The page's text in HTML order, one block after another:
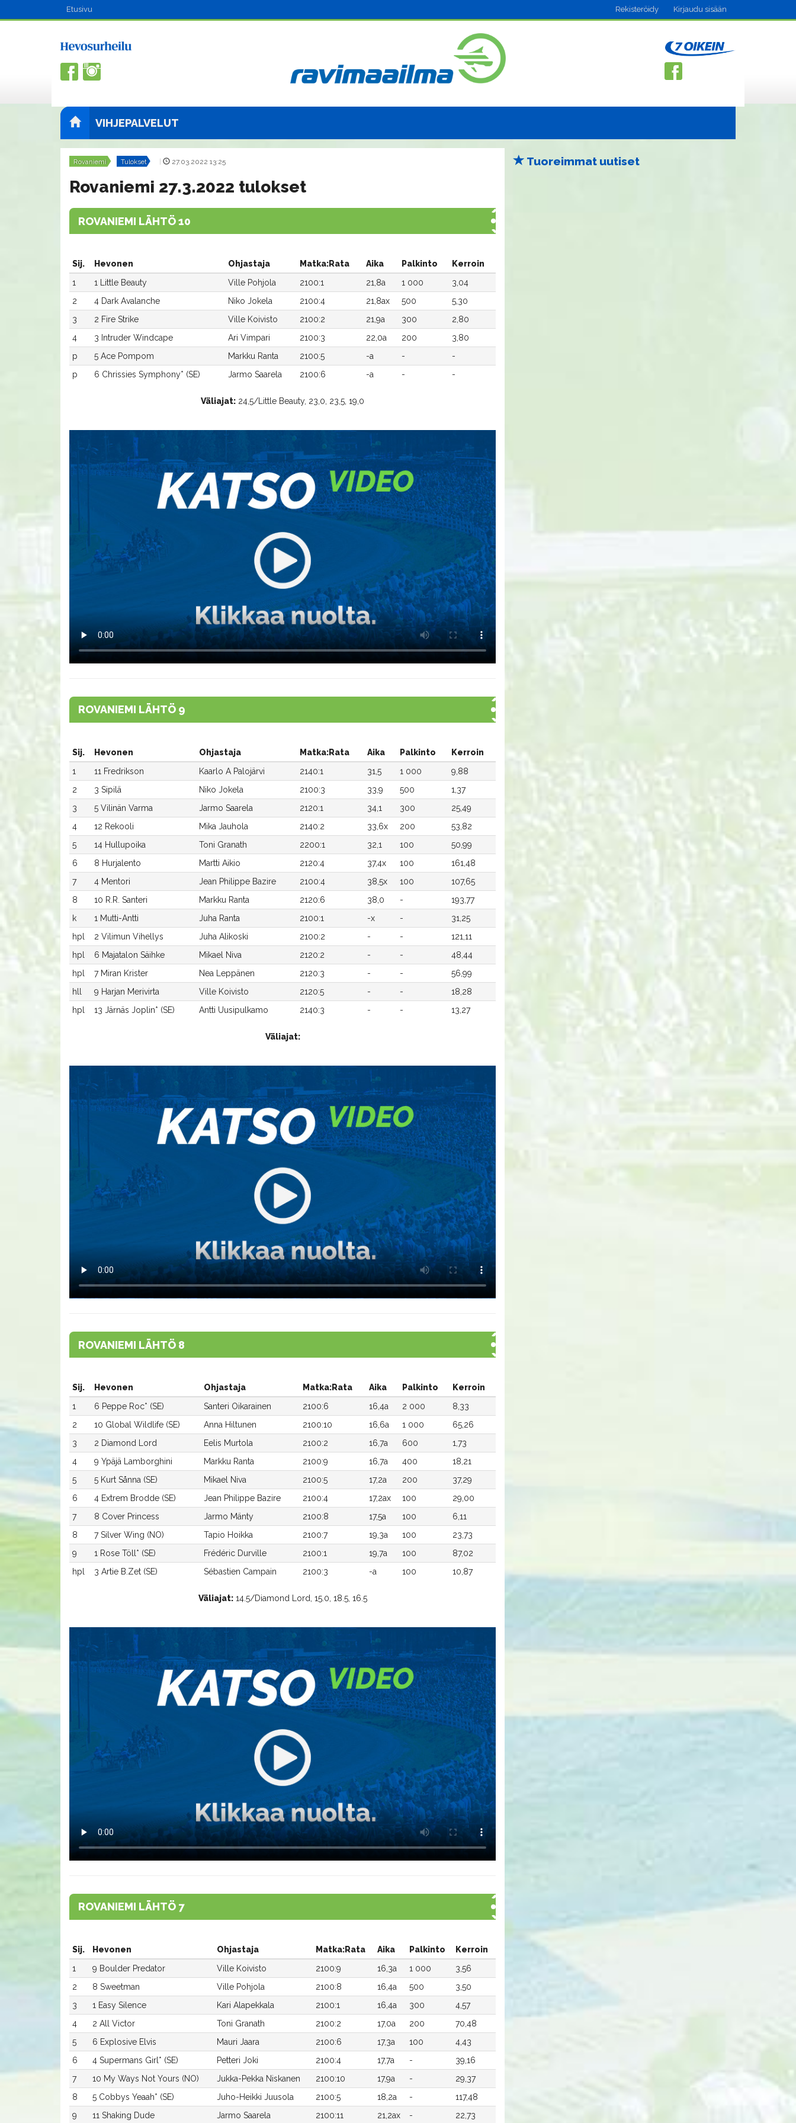
Etusivu Rekisteröidy Kirjaudu sisään
VIHJEPALVELUT
Rovaniemi Tulokset 27.03.2022 13:25
Rovaniemi 27.3.2022 tulokset
ROVANIEMI LÄHTÖ 10
Sij. Hevonen Ohjastaja Matka:Rata Aika Palkinto
Kerroin
1
1 Little Beauty Ville Pohjola 2100:1 21,8a 1 000
3,04
2
4 Dark Avalanche Niko Jokela 2100:4 21,8ax 500
5,30
3
2 Fire Strike Ville Koivisto 2100:2 21,9a 300
2,80
4
3 Intruder Windcape Ari Vimpari 2100:3 22,0a 200
3,80
p
5 Ace Pompom Markku Ranta 2100:5 -a -
-
p
6 Chrissies Symphony* (SE) Jarmo Saarela 2100:6 -a - -
Väliajat: 24,5/Little Beauty, 23,0, 23,5, 19,0
ROVANIEMI LÄHTÖ 9
Sij. Hevonen Ohjastaja Matka:Rata Aika Palkinto
Kerroin
1
11 Fredrikson Kaarlo A Palojärvi 2140:1 31,5 1 000
9,88
2
3 Sipilä Niko Jokela 2100:3 33,9 500
1,37
3
5 Vilinän Varma Jarmo Saarela 2120:1 34,1 300
25,49
4
12 Rekooli Mika Jauhola 2140:2 33,6x 200
53,82
5
14 Hullupoika Toni Granath 2200:1 32,1 100
50,99
6
8 Hurjalento Martti Aikio 2120:4 37,4x 100
161,48
7
4 Mentori Jean Philippe Bazire 2100:4 38,5x 100
107,65
8
10 R.R. Santeri Markku Ranta 2120:6 38,0 -
193,77
k
1 Mutti-Antti Juha Ranta 2100:1 -x -
31,25
hpl
2 Vilimun Vihellys Juha Alikoski 2100:2 - -
121,11
hpl
6 Majatalon Säihke Mikael Niva 2120:2 - -
48,44
hpl
7 Miran Krister Nea Leppänen 2120:3 - -
56,99
hll
9 Harjan Merivirta Ville Koivisto 2120:5 - -
18,28
hpl
13 Järnäs Joplin* (SE) Antti Uusipulkamo 2140:3 - - 13,27
Väliajat:
ROVANIEMI LÄHTÖ 8
Sij. Hevonen Ohjastaja Matka:Rata Aika Palkinto
Kerroin
1
6 Peppe Roc* (SE) Santeri Oikarainen 2100:6 16,4a 2 000
8,33
2
10 Global Wildlife (SE) Anna Hiltunen 2100:10 16,6a 1 000
65,26
3
2 Diamond Lord Eelis Murtola 2100:2 16,7a 600
1,73
4
9 Ypäjä Lamborghini Markku Ranta 2100:9 16,7a 400
18,21
5
5 Kurt Sånna (SE) Mikael Niva 2100:5 17,2a 200
37,29
6
4 Extrem Brodde (SE) Jean Philippe Bazire 2100:4 17,2ax 100
29,00
7
8 Cover Princess Jarmo Mänty 2100:8 17,5a 100
6,11
8
7 Silver Wing (NO) Tapio Hoikka 2100:7 19,3a 100
23,73
9
1 Rose Töll* (SE) Frédéric Durville 2100:1 19,7a 100
87,02
hpl
3 Artie B.Zet (SE) Sébastien Campain 2100:3 -a 100 10,87
Väliajat:14.5/Diamond Lord, 15.0, 18.5, 16.5
ROVANIEMI LÄHTÖ 7
Sij. Hevonen Ohjastaja Matka:Rata Aika Palkinto
Kerroin
1
9 Boulder Predator Ville Koivisto 2100:9 16,3a 1 000
3,56
2
8 Sweetman Ville Pohjola 2100:8 16,4a 500
3,50
3
1 Easy Silence Kari Alapekkala 2100:1 16,4a 300
4,57
4
2 All Victor Toni Granath 2100:2 17,0a 200
70,48
5
6 Explosive Elvis Mauri Jaara 2100:6 17,3a 100
4,43
6
4 Supermans Girl* (SE) Petteri Joki 2100:4 17,7a -
39,16
7
10 My Ways Not Yours (NO) Jukka-Pekka Niskanen 2100:10 17,9a -
29,37
8
5 Cobbys Yeaah* (SE) Juho-Heikki Juusola 2100:5 18,2a -
117,48
9
11 Shaking Dude Jarmo Saarela 2100:11 21,2ax - 22,73
Tuoreimmat uutiset